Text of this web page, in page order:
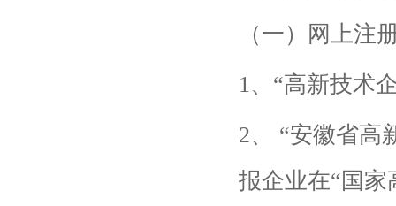
（一）网上注
1、“高新技术
2、 “安徽省高
报企业在“国家